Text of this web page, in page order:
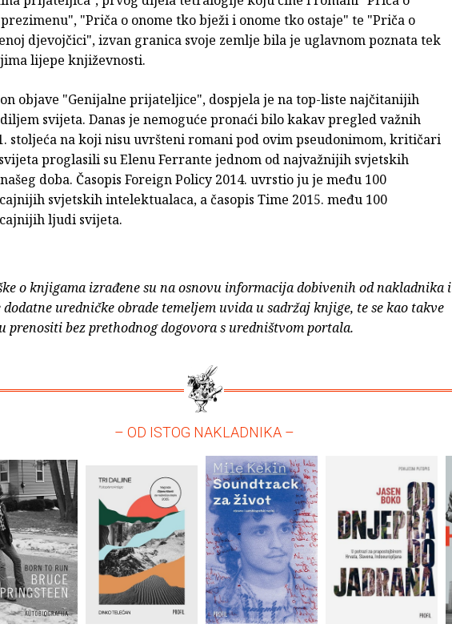
"Priča o onome tko bježi i onome tko ostaje" te "Priča o
djevojčici", izvan granica svoje zemlje bila je uglavnom poznata tek
lijepe književnosti.
objave "Genijalne prijateljice", dospjela je na top-liste najčitanijih
svijeta. Danas je nemoguće pronaći bilo kakav pregled važnih
stoljeća na koji nisu uvršteni romani pod ovim pseudonimom, kritičari
proglasili su Elenu Ferrante jednom od najvažnijih svjetskih
doba. Časopis Foreign Policy 2014. uvrstio ju je među 100
svjetskih intelektualaca, a časopis Time 2015. među 100
ljudi svijeta.
o knjigama izrađene su na osnovu informacija dobivenih od nakladnika i
uredničke obrade temeljem uvida u sadržaj knjige, te se kao takve
prenositi bez prethodnog dogovora s uredništvom portala.
– OD ISTOG NAKLADNIKA –